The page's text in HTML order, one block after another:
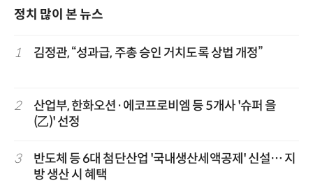
정치 많이 본 뉴스
1 김정관, “성과급, 주총 승인 거치도록 상법 개정”
2
산업부, 한화오션·에코프로비엠 등 5개사 '슈퍼 을
(乙)' 선정
3
반도체 등 6대 첨단산업 '국내생산세액공제' 신설… 지
방 생산 시 혜택